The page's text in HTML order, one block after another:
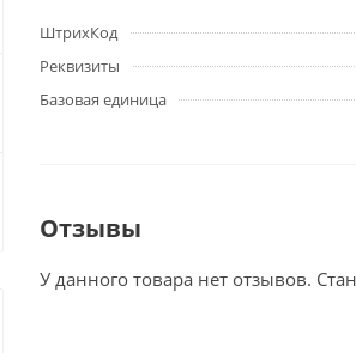
ШтрихКод
Реквизиты
Базовая единица
Отзывы
У данного товара нет отзывов.